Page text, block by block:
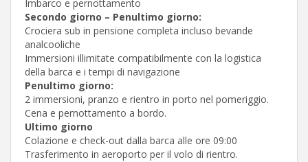
Imbarco e pernottamento
Secondo giorno – Penultimo giorno:
Crociera sub in pensione completa incluso bevande
analcooliche
Immersioni illimitate compatibilmente con la logistica
della barca e i tempi di navigazione
Penultimo giorno:
2 immersioni, pranzo e rientro in porto nel pomeriggio.
Cena e pernottamento a bordo.
Ultimo giorno
Colazione e check-out dalla barca alle ore 09:00
Trasferimento in aeroporto per il volo di rientro.